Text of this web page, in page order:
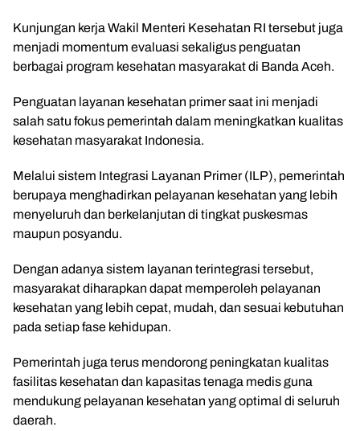
Kunjungan kerja Wakil Menteri Kesehatan RI tersebut juga
menjadi momentum evaluasi sekaligus penguatan
berbagai program kesehatan masyarakat di Banda Aceh.
Penguatan layanan kesehatan primer saat ini menjadi
salah satu fokus pemerintah dalam meningkatkan kualitas
kesehatan masyarakat Indonesia.
Melalui sistem Integrasi Layanan Primer (ILP), pemerintah
berupaya menghadirkan pelayanan kesehatan yang lebih
menyeluruh dan berkelanjutan di tingkat puskesmas
maupun posyandu.
Dengan adanya sistem layanan terintegrasi tersebut,
masyarakat diharapkan dapat memperoleh pelayanan
kesehatan yang lebih cepat, mudah, dan sesuai kebutuhan
pada setiap fase kehidupan.
Pemerintah juga terus mendorong peningkatan kualitas
fasilitas kesehatan dan kapasitas tenaga medis guna
mendukung pelayanan kesehatan yang optimal di seluruh
daerah.